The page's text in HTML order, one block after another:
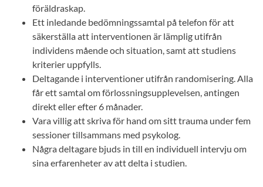
föräldraskap.
Ett inledande bedömningssamtal på telefon för att
säkerställa att interventionen är lämplig utifrån
individens mående och situation, samt att studiens
kriterier uppfylls.
Deltagande i interventioner utifrån randomisering. Alla
får ett samtal om förlossningsupplevelsen, antingen
direkt eller efter 6 månader.
Vara villig att skriva för hand om sitt trauma under fem
sessioner tillsammans med psykolog.
Några deltagare bjuds in till en individuell intervju om
sina erfarenheter av att delta i studien.